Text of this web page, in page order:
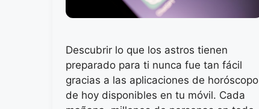
Descubrir lo que los astros tienen
preparado para ti nunca fue tan fácil
gracias a las aplicaciones de horóscopo
de hoy disponibles en tu móvil. Cada